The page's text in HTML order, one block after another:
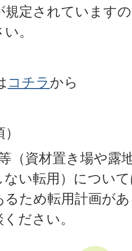
規定されています
。
コチラから
（資材置き場や露
ない転用）につい
ため転用計画が
ださい。